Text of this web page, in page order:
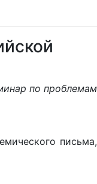
по проблемам
письма,